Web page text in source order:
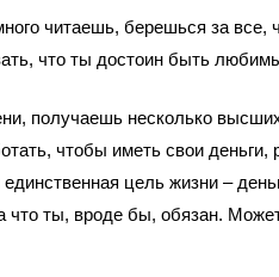
читаешь, берешься за все,
что ты достоин быть
получаешь несколько
чтобы иметь свои деньги,
цель жизни –
что ты, вроде бы, обязан.